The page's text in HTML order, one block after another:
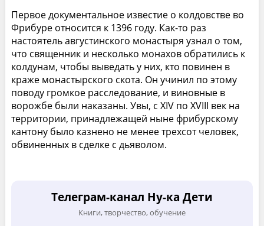
Первое документальное известие о колдовстве во
Фрибуре относится к 1396 году. Как-то раз
настоятель августинского монастыря узнал о том,
что священник и несколько монахов обратились к
колдунам, чтобы выведать у них, кто повинен в
краже монастырского скота. Он учинил по этому
поводу громкое расследование, и виновные в
ворожбе были наказаны. Увы, с ХIV по ХVIII век на
территории, принадлежащей ныне фрибурскому
кантону было казнено не менее трехсот человек,
обвиненных в сделке с дьяволом.
Телеграм-канал Ну-ка Дети
Книги, творчество, обучение